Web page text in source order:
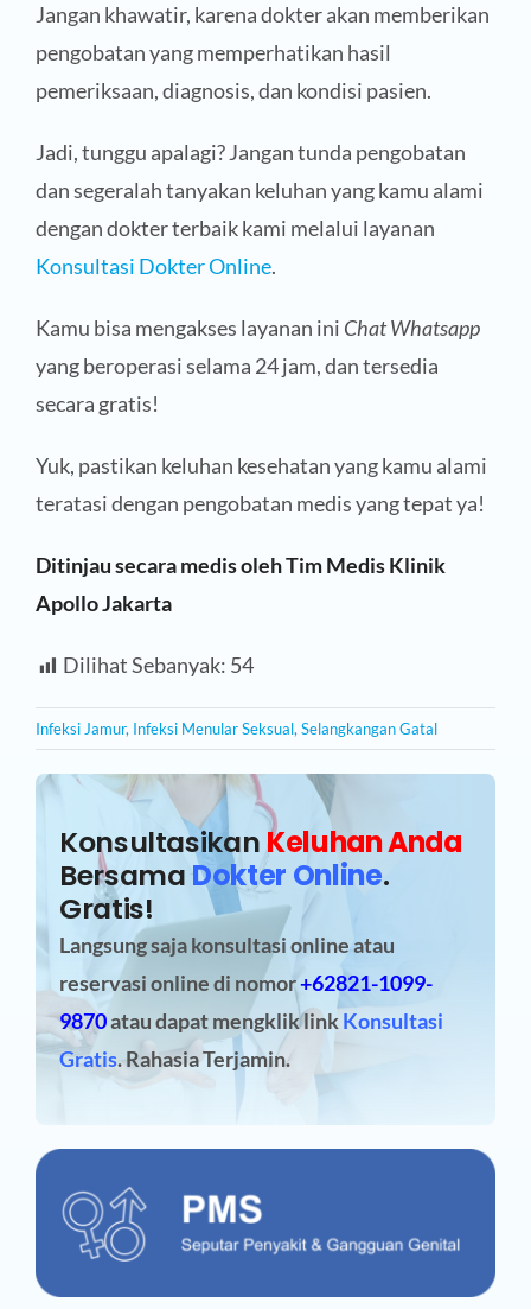
Jangan khawatir, karena dokter akan memberikan
pengobatan yang memperhatikan hasil
pemeriksaan, diagnosis, dan kondisi pasien.
Jadi, tunggu apalagi? Jangan tunda pengobatan
dan segeralah tanyakan keluhan yang kamu alami
dengan dokter terbaik kami melalui layanan
Konsultasi Dokter Online.
Kamu bisa mengakses layanan ini Chat Whatsapp
yang beroperasi selama 24 jam, dan tersedia
secara gratis!
Yuk, pastikan keluhan kesehatan yang kamu alami
teratasi dengan pengobatan medis yang tepat ya!
Ditinjau secara medis oleh Tim Medis Klinik
Apollo Jakarta
Dilihat Sebanyak: 54
Infeksi Jamur, Infeksi Menular Seksual,Selangkangan Gatal
Konsultasikan Keluhan Anda
BersamaDokter Online.
Gratis!
Langsung saja konsultasi online atau
reservasi onlinedi nomor+62821-1099-
9870atau dapat mengklik linkKonsultasi
Gratis. Rahasia Terjamin.